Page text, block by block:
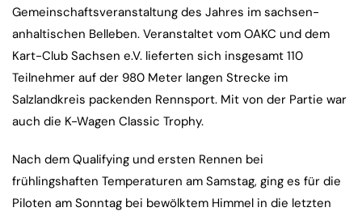
Gemeinschaftsveranstaltung des Jahres im sachsen-
anhaltischen Belleben. Veranstaltet vom OAKC und dem
Kart-Club Sachsen e.V. lieferten sich insgesamt 110
Teilnehmer auf der 980 Meter langen Strecke im
Salzlandkreis packenden Rennsport. Mit von der Partie war
auch die K-Wagen Classic Trophy.
Nach dem Qualifying und ersten Rennen bei
frühlingshaften Temperaturen am Samstag, ging es für die
Piloten am Sonntag bei bewölktem Himmel in die letzten